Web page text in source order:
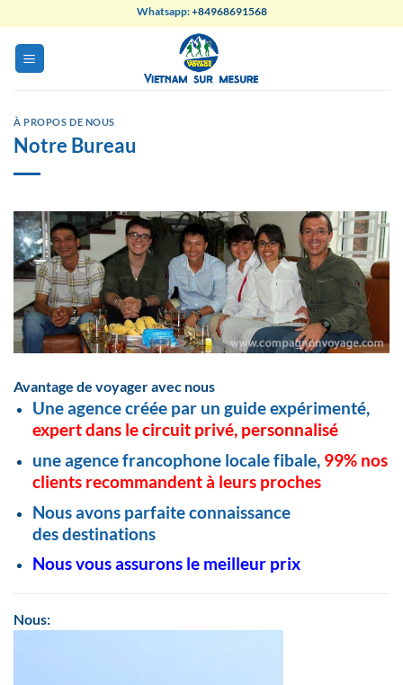
to
content
Whatsapp:+84968691568
À PROPOS DE NOUS
Notre Bureau
Avantage de voyager avec nous
Une agence créée par un guide expérimenté,
expert dans le circuit privé, personnalisé
une agence francophone locale fibale, 99% nos
clients recommandent à leurs proches
Nous avons parfaite connaissance
des destinations
Nous vous assurons le meilleur prix
Nous: